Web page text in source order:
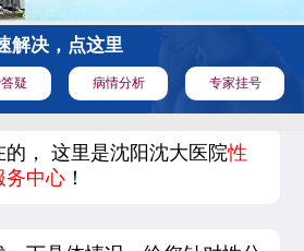
解决，点这里
疑 病情分析 专家挂号
的， 这里是沈阳沈大医院性
务中心 ！